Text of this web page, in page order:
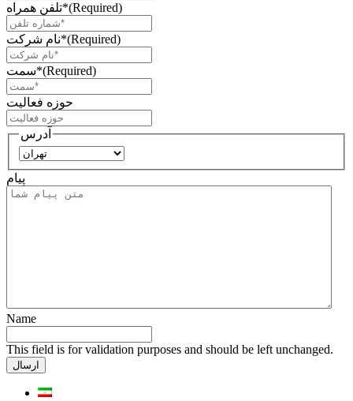
تلفن همراه*(Required)
نام شرکت*(Required)
سمت*(Required)
حوزه فعالیت
آدرس
پیام
Name
This field is for validation purposes and should be left unchanged.